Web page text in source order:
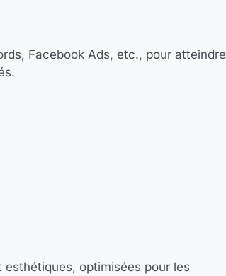
Facebook Ads, etc., pour atteindre
optimisées pour les